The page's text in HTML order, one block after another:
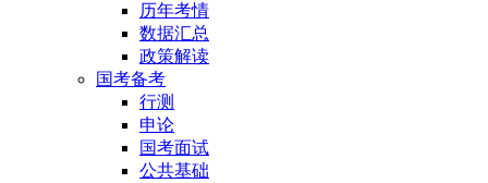
历年考情
数据汇总
政策解读
国考备考
行测
申论
国考面试
公共基础